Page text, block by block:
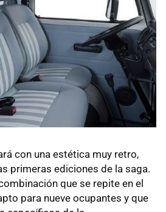
con una estética muy retro,
primeras ediciones de la saga.
que se repite en el
para nueve ocupantes y que